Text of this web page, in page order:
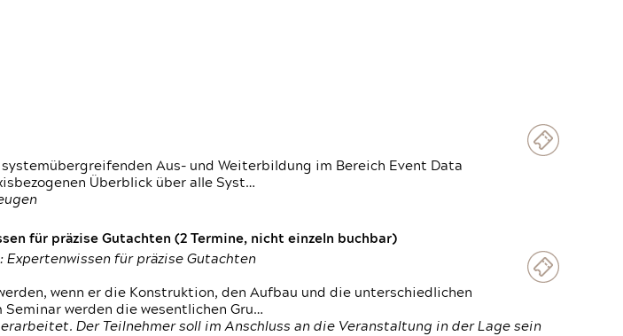
Aus- und Weiterbildung im Bereich Event Data
Überblick über alle Syst…
für präzise Gutachten (2 Termine, nicht einzeln buchbar)
Expertenwissen für präzise Gutachten
wenn er die Konstruktion, den Aufbau und die unterschiedlichen
werden die wesentlichen Gru…
Der Teilnehmer soll im Anschluss an die Veranstaltung in der Lage sein